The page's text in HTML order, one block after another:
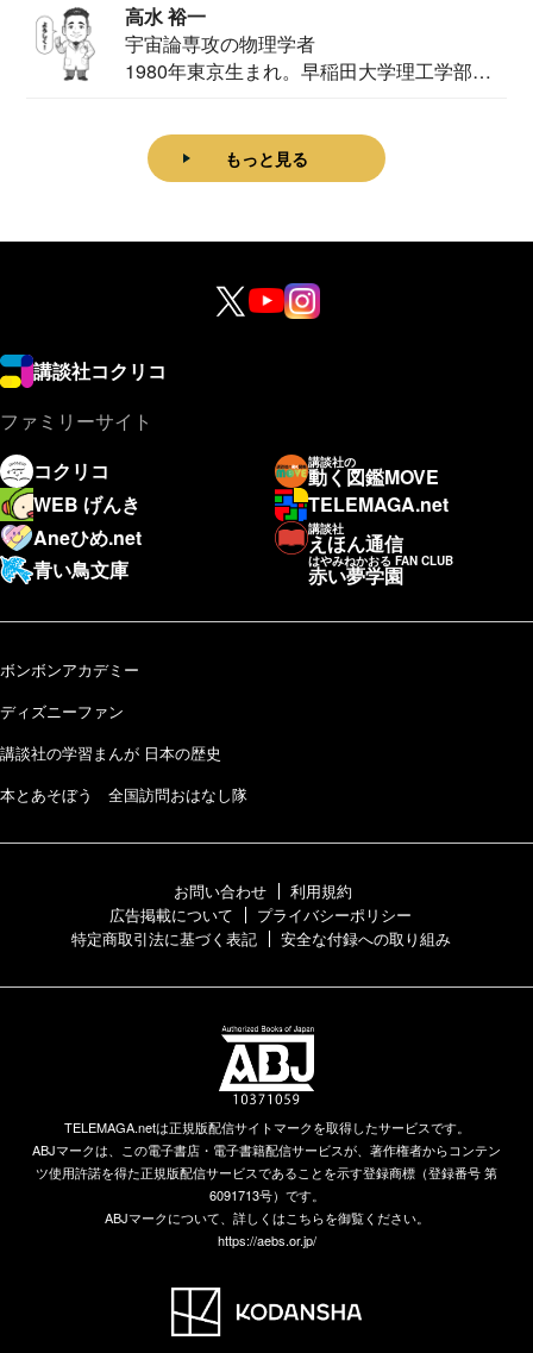
高水 裕一
宇宙論専攻の物理学者
1980年東京生まれ。早稲田大学理工学部物
もっと見る
講談社コクリコ
ファミリーサイト
コクリコ
講談社の
動く図鑑MOVE
WEB げんき
TELEMAGA.net
Aneひめ.net
講談社
えほん通信
青い鳥文庫
はやみねかおる FAN CLUB
赤い夢学園
ボンボンアカデミー
ディズニーファン
講談社の学習まんが 日本の歴史
本とあそぼう 全国訪問おはなし隊
お問い合わせ
利用規約
広告掲載について
プライバシーポリシー
特定商取引法に基づく表記
安全な付録への取り組み
TELEMAGA.netは正規版配信サイトマークを取得したサービスです。
ABJマークは、この電子書店・電子書籍配信サービスが、著作権者からコンテン
ツ使用許諾を得た正規版配信サービスであることを示す登録商標（登録番号 第
6091713号）です。
ABJマークについて、詳しくはこちらを御覧ください。
https://aebs.or.jp/